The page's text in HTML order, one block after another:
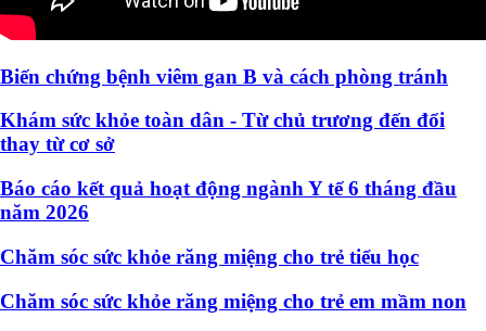
Biến chứng bệnh viêm gan B và cách phòng tránh
Khám sức khỏe toàn dân - Từ chủ trương đến đổi
thay từ cơ sở
Báo cáo kết quả hoạt động ngành Y tế 6 tháng đầu
năm 2026
Chăm sóc sức khỏe răng miệng cho trẻ tiểu học
Chăm sóc sức khỏe răng miệng cho trẻ em mầm non